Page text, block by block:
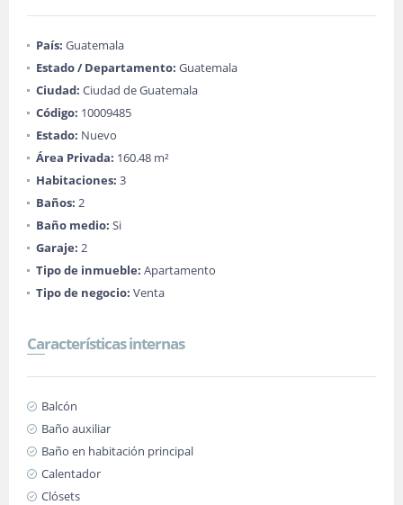
País: Guatemala
Estado / Departamento: Guatemala
Ciudad: Ciudad de Guatemala
Código: 10009485
Estado: Nuevo
Área Privada: 160.48 m²
Habitaciones: 3
Baños: 2
Baño medio: Si
Garaje: 2
Tipo de inmueble: Apartamento
Tipo de negocio: Venta
Características internas
Balcón
Baño auxiliar
Baño en habitación principal
Calentador
Clósets